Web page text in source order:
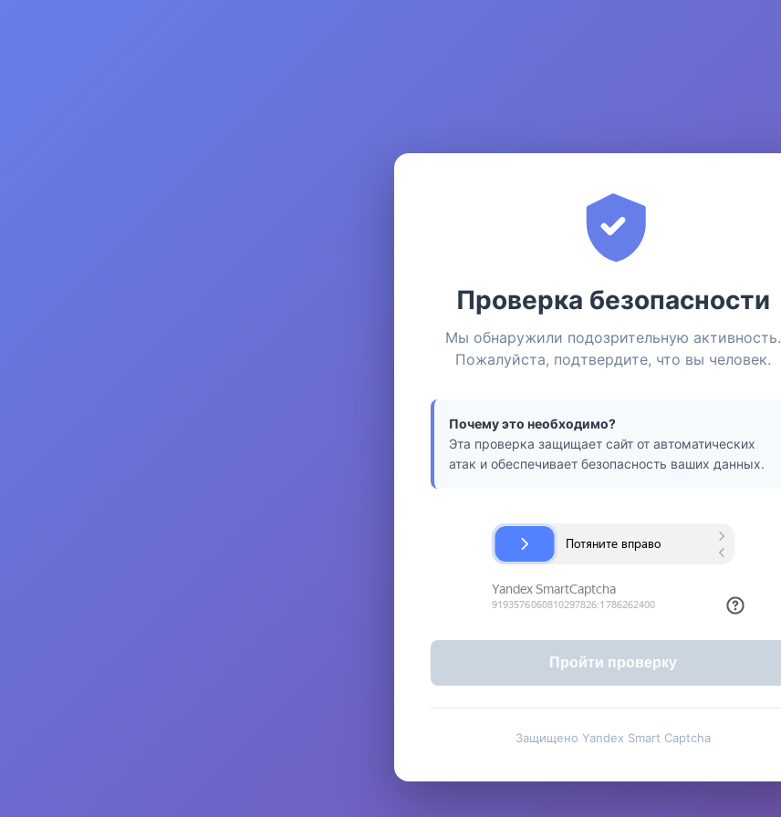
Проверка безопасности
Мы обнаружили подозрительную активность.
Пожалуйста, подтвердите, что вы человек.
Почему это необходимо?
Эта проверка защищает сайт от автоматических
атак и обеспечивает безопасность ваших данных.
Пройти проверку
Защищено Yandex Smart Captcha